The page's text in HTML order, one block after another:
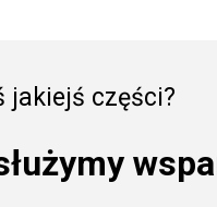
jakiejś części?